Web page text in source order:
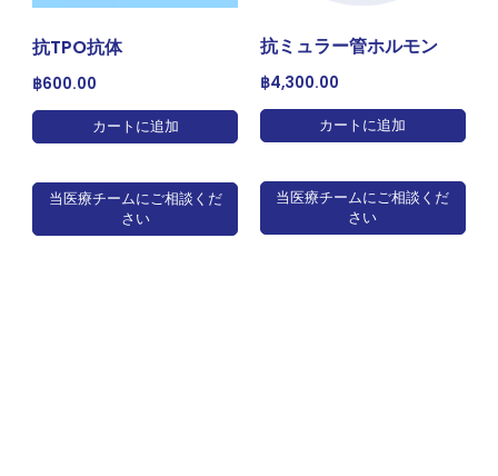
抗TPO抗体
฿600.00
カートに追加
当医療チームにご相談くだ
さい
抗ミュラー管ホルモン
฿4,300.00
カートに追加
当医療チームにご相談くだ
さい